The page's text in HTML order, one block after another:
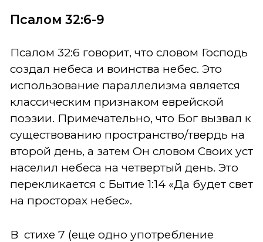
Псалом 32:6-9
Псалом 32:6 говорит, что словом Господь
создал небеса и воинства небес. Это
использование параллелизма является
классическим признаком еврейской
поэзии. Примечательно, что Бог вызвал к
существованию пространство/твердь на
второй день, а затем Он словом Своих уст
населил небеса на четвертый день. Это
перекликается с Бытие 1:14 «Да будет свет
на просторах небес».
В стихе 7 (еще одно употребление